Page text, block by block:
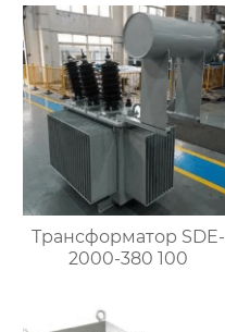
Трансформатор SDE-
2000-380 100